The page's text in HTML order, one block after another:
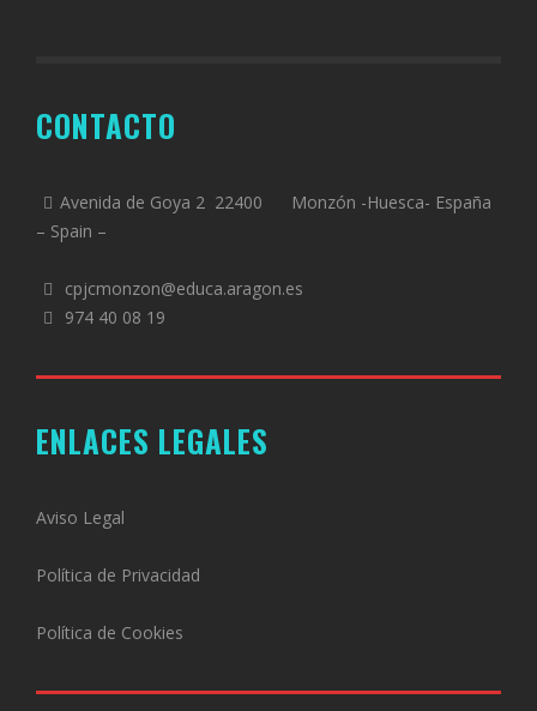
CONTACTO
Avenida de Goya 2 22400 Monzón -Huesca- España
– Spain –
cpjcmonzon@educa.aragon.es
974 40 08 19
ENLACES LEGALES
Aviso Legal
Política de Privacidad
Política de Cookies